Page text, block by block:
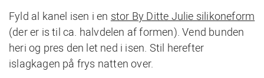
Fyld al kanel isen i en stor By Ditte Julie silikoneform
(der er is til ca. halvdelen af formen). Vend bunden
heri og pres den let ned i isen. Stil herefter
islagkagen på frys natten over.